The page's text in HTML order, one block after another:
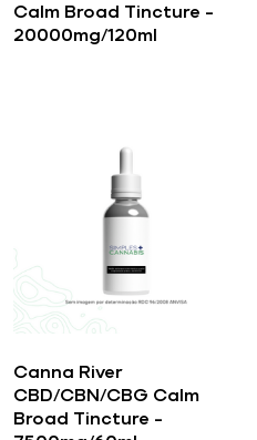
Calm Broad Tincture –
20000mg/120ml
Canna River
CBD/CBN/CBG Calm
Broad Tincture –